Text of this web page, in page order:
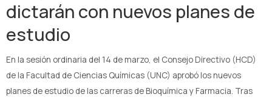
dictarán con nuevos planes de
estudio
En la sesión ordinaria del 14 de marzo, el Consejo Directivo (HCD)
de la Facultad de Ciencias Químicas (UNC) aprobó los nuevos
planes de estudio de las carreras de Bioquímica y Farmacia. Tras